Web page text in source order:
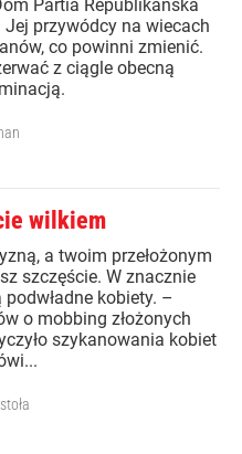
Partia Republikańska
Jej przywódcy na wiecach
co powinni zmienić.
z ciągle obecną
wilkiem
a twoim przełożonym
szczęście. W znacznie
kobiety. –
o mobbing złożonych
szykanowania kobiet